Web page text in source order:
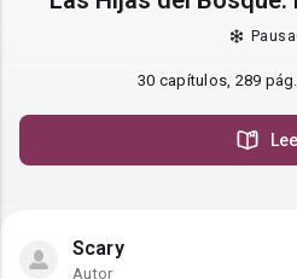
30 capítulos, 289 pág.
Scary
Autor